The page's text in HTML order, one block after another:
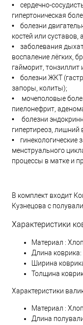
• сердечно-
гипертоническая
• болезни
костей или суставов,
• заболевания
воспаление лёгких,
гайморит, тонзиллит
• болезни ЖКТ
запоры, колиты);
• мочеполовые
пиелонефрит,
• болезни
гипертиреоз, лишний
• гинекологические
менструального
процессы в матке и
В комплект входит
Кузнецова с
Характеристики
Материал :
Длина
Ширина
Толщина
Характеристики
Материал :
Длина